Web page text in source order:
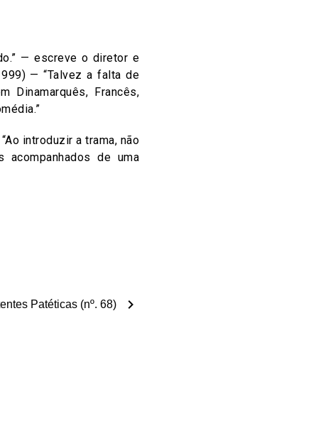
— escreve o diretor e
— “Talvez a falta de
Dinamarquês, Francês,
introduzir a trama, não
de uma
Patéticas (nº. 68) chevron_right